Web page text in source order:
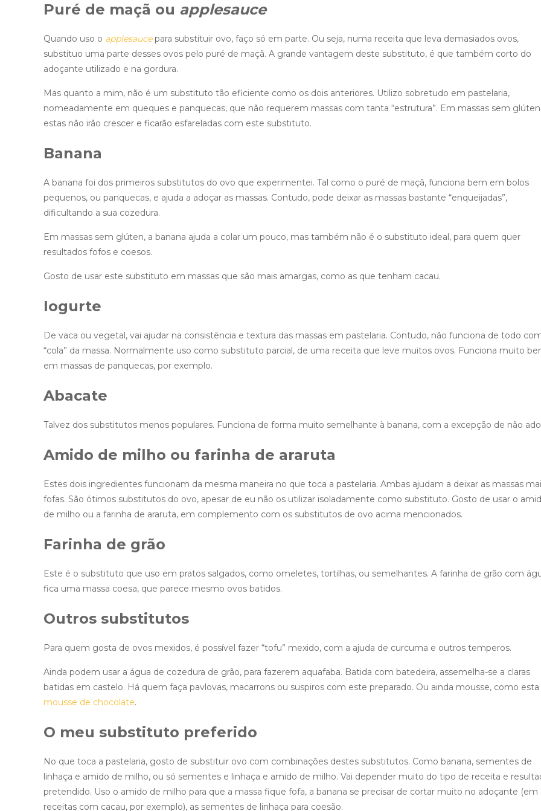
Puré de maçã ou applesauce
Quando uso o applesauce para substituir ovo, faço só em parte. Ou seja, numa receita que leva demasiados ovos,
substituo uma parte desses ovos pelo puré de maçã. A grande vantagem deste substituto, é que também corto do
adoçante utilizado e na gordura.
Mas quanto a mim, não é um substituto tão eficiente como os dois anteriores. Utilizo sobretudo em pastelaria,
nomeadamente em queques e panquecas, que não requerem massas com tanta “estrutura”. Em massas sem
estas não irão crescer e ficarão esfareladas com este substituto.
Banana
A banana foi dos primeiros substitutos do ovo que experimentei. Tal como o puré de maçã, funciona bem em bolos
pequenos, ou panquecas, e ajuda a adoçar as massas. Contudo, pode deixar as massas bastante “enqueijadas”,
dificultando a sua cozedura.
Em massas sem glúten, a banana ajuda a colar um pouco, mas também não é o substituto ideal, para quem quer
resultados fofos e coesos.
Gosto de usar este substituto em massas que são mais amargas, como as que tenham cacau.
Iogurte
De vaca ou vegetal, vai ajudar na consistência e textura das massas em pastelaria. Contudo, não funciona de todo
“cola” da massa. Normalmente uso como substituto parcial, de uma receita que leve muitos ovos. Funciona muito
em massas de panquecas, por exemplo.
Abacate
Talvez dos substitutos menos populares. Funciona de forma muito semelhante à banana, com a excepção de não
Amido de milho ou farinha de araruta
Estes dois ingredientes funcionam da mesma maneira no que toca a pastelaria. Ambas ajudam a deixar as massas
fofas. São ótimos substitutos do ovo, apesar de eu não os utilizar isoladamente como substituto. Gosto de usar o
de milho ou a farinha de araruta, em complemento com os substitutos de ovo acima mencionados.
Farinha de grão
Este é o substituto que uso em pratos salgados, como omeletes, tortilhas, ou semelhantes. A farinha de grão com
fica uma massa coesa, que parece mesmo ovos batidos.
Outros substitutos
Para quem gosta de ovos mexidos, é possível fazer “tofu” mexido, com a ajuda de curcuma e outros temperos.
Ainda podem usar a água de cozedura de grão, para fazerem aquafaba. Batida com batedeira, assemelha-se a claras
batidas em castelo. Há quem faça pavlovas, macarrons ou suspiros com este preparado. Ou ainda mousse, como esta
mousse de chocolate.
O meu substituto preferido
No que toca a pastelaria, gosto de substituir ovo com combinações destes substitutos. Como banana, sementes de
linhaça e amido de milho, ou só sementes e linhaça e amido de milho. Vai depender muito do tipo de receita e
pretendido. Uso o amido de milho para que a massa fique fofa, a banana se precisar de cortar muito no adoçante (em
receitas com cacau, por exemplo), as sementes de linhaça para coesão.